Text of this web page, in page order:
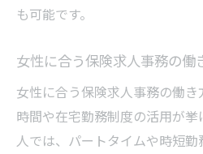
も可能です。
女性に合う保険求人事務の働
女性に合う保険求人事務の働
時間や在宅勤務制度の活用が
人では、パートタイムや時短勤